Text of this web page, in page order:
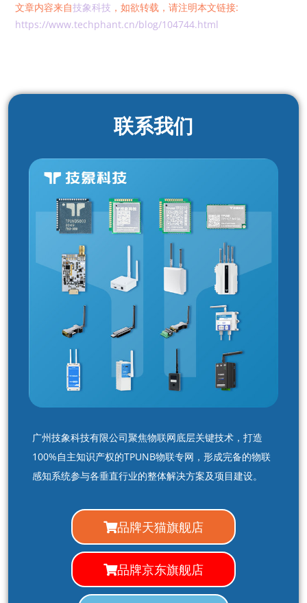
文章内容来自技象科技 ，如欲转载，请注明本文链接:
https://www.techphant.cn/blog/104744.html
联系我们
广州技象科技有限公司聚焦物联网底层关键技术，打造
100%自主知识产权的TPUNB物联专网，形成完备的物联
感知系统参与各垂直行业的整体解决方案及项目建设。
品牌天猫旗舰店
品牌京东旗舰店